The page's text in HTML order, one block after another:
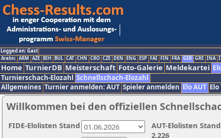
Logged on: Gast
Arabic ARM AZE BIH BUL CAT CHN CRO CZE DEN ENG ESP FAI FIN FRA GER GRE INA
Home TurnierDB Meisterschaft Foto-Galerie Meldekartei
Turnierschach-Elozahl Schnellschach-Elozahl
Allgemeines Turnier anmelden: AUT Spieler anmelden Elo AUT
Willkommen bei den offiziellen
AUT-Elolisten
2.226
FIDE-Elolisten Stand